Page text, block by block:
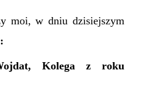
moi, w dniu dzisiejszym
jdat, Kolega z roku